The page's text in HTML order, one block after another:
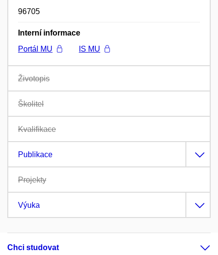
96705
Interní informace
Portál MU
IS MU
Životopis
Školitel
Kvalifikace
Publikace
Projekty
Výuka
Chci studovat